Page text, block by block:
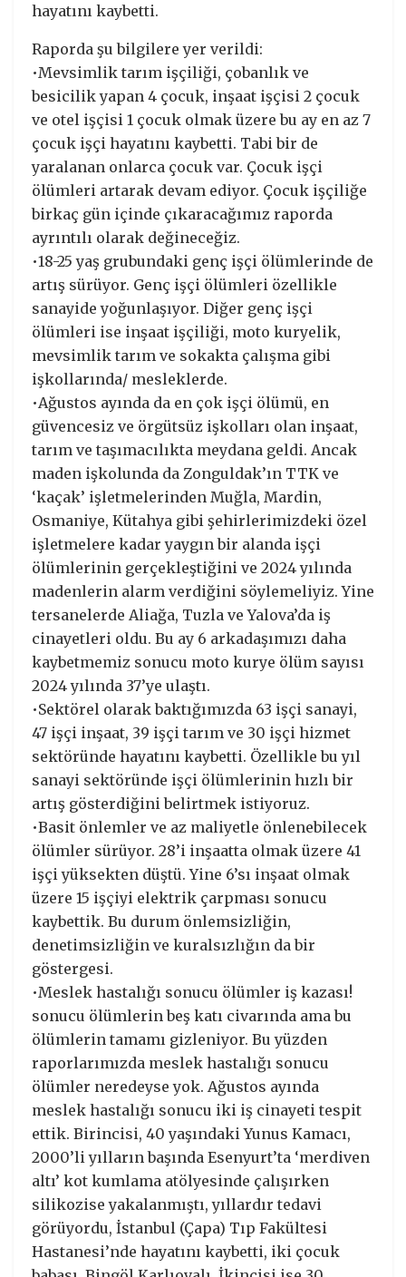
hayatını kaybetti.
Raporda şu bilgilere yer verildi:
•Mevsimlik tarım işçiliği, çobanlık ve
besicilik yapan 4 çocuk, inşaat işçisi 2 çocuk
ve otel işçisi 1 çocuk olmak üzere bu ay en az 7
çocuk işçi hayatını kaybetti. Tabi bir de
yaralanan onlarca çocuk var. Çocuk işçi
ölümleri artarak devam ediyor. Çocuk işçiliğe
birkaç gün içinde çıkaracağımız raporda
ayrıntılı olarak değineceğiz.
•18-25 yaş grubundaki genç işçi ölümlerinde de
artış sürüyor. Genç işçi ölümleri özellikle
sanayide yoğunlaşıyor. Diğer genç işçi
ölümleri ise inşaat işçiliği, moto kuryelik,
mevsimlik tarım ve sokakta çalışma gibi
işkollarında/ mesleklerde.
•Ağustos ayında da en çok işçi ölümü, en
güvencesiz ve örgütsüz işkolları olan inşaat,
tarım ve taşımacılıkta meydana geldi. Ancak
maden işkolunda da Zonguldak’ın TTK ve
‘kaçak’ işletmelerinden Muğla, Mardin,
Osmaniye, Kütahya gibi şehirlerimizdeki özel
işletmelere kadar yaygın bir alanda işçi
ölümlerinin gerçekleştiğini ve 2024 yılında
madenlerin alarm verdiğini söylemeliyiz. Yine
tersanelerde Aliağa, Tuzla ve Yalova’da iş
cinayetleri oldu. Bu ay 6 arkadaşımızı daha
kaybetmemiz sonucu moto kurye ölüm sayısı
2024 yılında 37’ye ulaştı.
•Sektörel olarak baktığımızda 63 işçi sanayi,
47 işçi inşaat, 39 işçi tarım ve 30 işçi hizmet
sektöründe hayatını kaybetti. Özellikle bu yıl
sanayi sektöründe işçi ölümlerinin hızlı bir
artış gösterdiğini belirtmek istiyoruz.
•Basit önlemler ve az maliyetle önlenebilecek
ölümler sürüyor. 28’i inşaatta olmak üzere 41
işçi yüksekten düştü. Yine 6’sı inşaat olmak
üzere 15 işçiyi elektrik çarpması sonucu
kaybettik. Bu durum önlemsizliğin,
denetimsizliğin ve kuralsızlığın da bir
göstergesi.
•Meslek hastalığı sonucu ölümler iş kazası!
sonucu ölümlerin beş katı civarında ama bu
ölümlerin tamamı gizleniyor. Bu yüzden
raporlarımızda meslek hastalığı sonucu
ölümler neredeyse yok. Ağustos ayında
meslek hastalığı sonucu iki iş cinayeti tespit
ettik. Birincisi, 40 yaşındaki Yunus Kamacı,
2000’li yılların başında Esenyurt’ta ‘merdiven
altı’ kot kumlama atölyesinde çalışırken
silikozise yakalanmıştı, yıllardır tedavi
görüyordu, İstanbul (Çapa) Tıp Fakültesi
Hastanesi’nde hayatını kaybetti, iki çocuk